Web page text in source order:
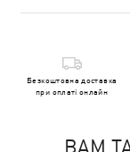
Безкоштовна доставка
при оплаті онлайн
ВАМ